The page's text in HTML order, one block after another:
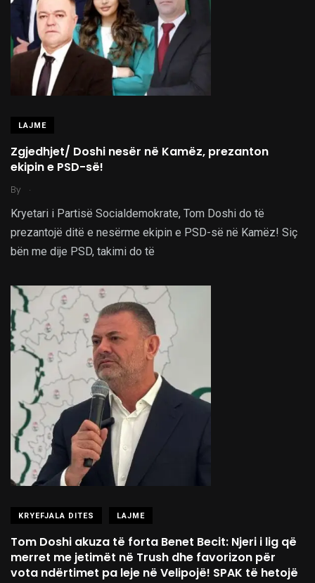
LAJME
Zgjedhjet/ Doshi nesër në Kamëz, prezanton
ekipin e PSD-së!
By .
Kryetari i Partisë Socialdemokrate, Tom Doshi do të
prezantojë ditë e nesërme ekipin e PSD-së në Kamëz! Siç
bën me dije PSD, takimi do të
KRYEFJALA DITES LAJME
Tom Doshi akuza të forta Benet Becit: Njeri i lig që
merret me jetimët në Trush dhe favorizon për
vota ndërtimet pa leje në Velipojë! SPAK të hetojë